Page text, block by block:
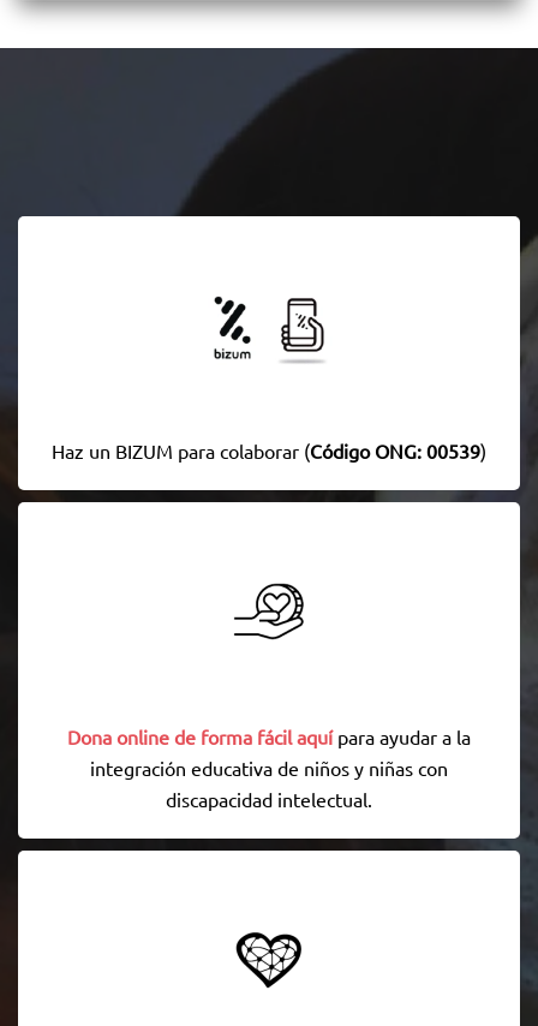
Haz un BIZUM para colaborar (Código ONG: 00539)
Dona online de forma fácil aquípara ayudar a la
integración educativa de niños y niñas con
discapacidad intelectual.